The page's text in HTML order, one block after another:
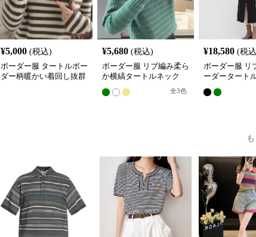
¥5,000 (税込)
ボーダー服 タートルボー
ダー柄暖かい着回し抜群
¥5,680 (税込)
ボーダー服 リブ編み柔ら
か横縞タートルネック
全3色
¥18,580 (税
ボーダー服 リ
ーダータート